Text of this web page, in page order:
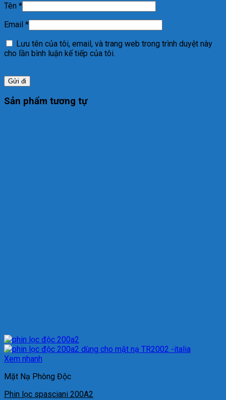
Tên *
Email *
Lưu tên của tôi, email, và trang web trong trình duyệt này
cho lần bình luận kế tiếp của tôi.
Sản phẩm tương tự
Xem nhanh
Mặt Nạ Phòng Độc
Phin lọc spasciani 200A2